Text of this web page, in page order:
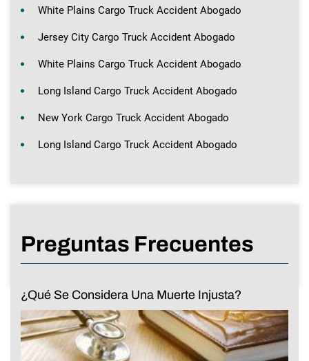
White Plains Cargo Truck Accident Abogado
Jersey City Cargo Truck Accident Abogado
White Plains Cargo Truck Accident Abogado
Long Island Cargo Truck Accident Abogado
New York Cargo Truck Accident Abogado
Long Island Cargo Truck Accident Abogado
Preguntas Frecuentes
¿Qué Se Considera Una Muerte Injusta?